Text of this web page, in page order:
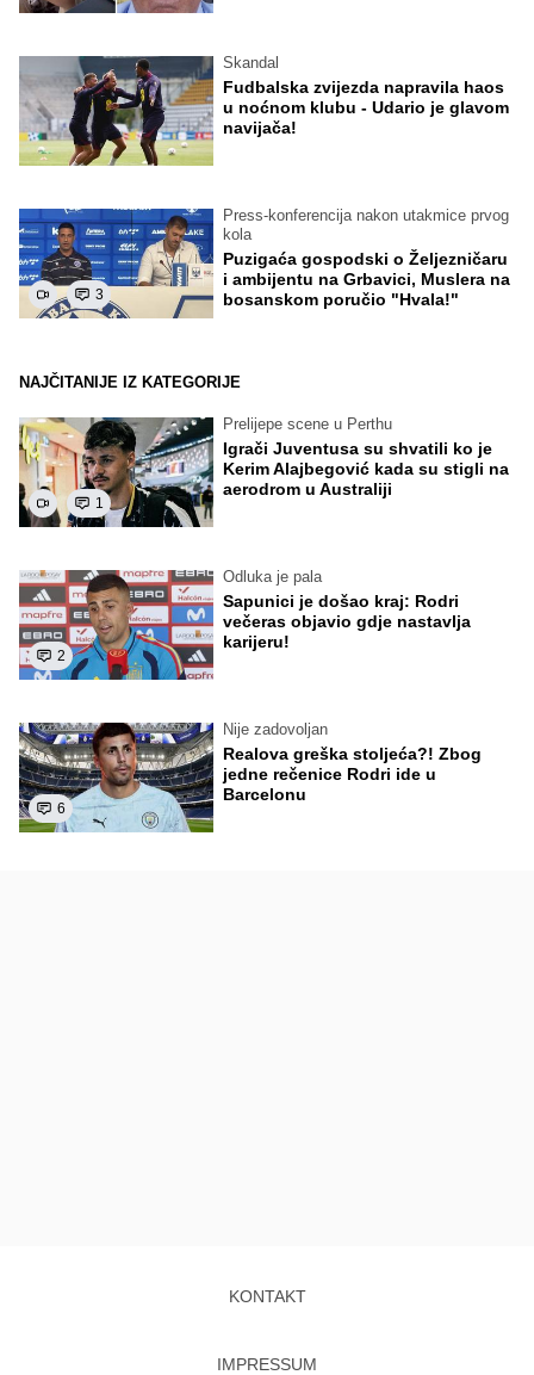
Skandal
Fudbalska zvijezda napravila haos
u noćnom klubu - Udario je glavom
navijača!
3
Press-konferencija nakon utakmice prvog
kola
Puzigaća gospodski o Željezničaru
i ambijentu na Grbavici, Muslera na
bosanskom poručio "Hvala!"
NAJČITANIJE IZ KATEGORIJE
1
Prelijepe scene u Perthu
Igrači Juventusa su shvatili ko je
Kerim Alajbegović kada su stigli na
aerodrom u Australiji
2
Odluka je pala
Sapunici je došao kraj: Rodri
večeras objavio gdje nastavlja
karijeru!
6
Nije zadovoljan
Realova greška stoljeća?! Zbog
jedne rečenice Rodri ide u
Barcelonu
KONTAKT
IMPRESSUM